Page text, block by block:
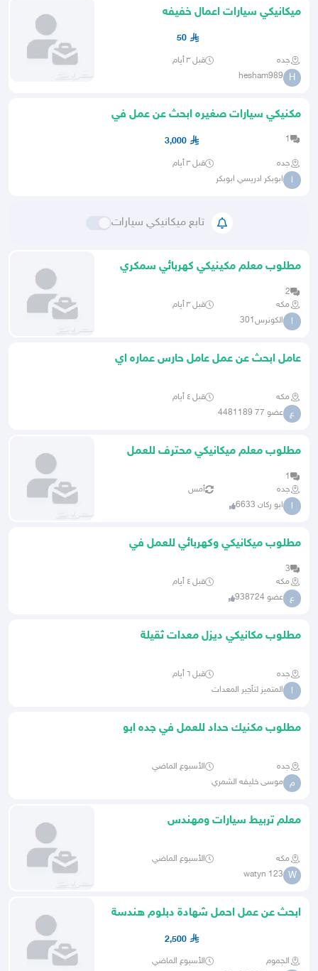
ميكانيكي سيارات اعمال خفيفه
50
جده قبل ٣ أيام
H
hesham989
مكنيكي سيارات صغيره ابحث عن عمل في
أي مكان
1
3,000
جده قبل ٣ أيام
ا ابوبكر ادريسي ابوبكر
تابع ميكانيكي سيارات
مطلوب معلم مكينيكي كهربائي سمكري
2
مكه
قبل ٣ أيام
ا الكونرس301
عامل ابحث عن عمل عامل حارس عماره اي
مكه قبل ٤ أيام
ع عضو 77 4481189
مطلوب معلم ميكانيكي محترف للعمل
1
جده
أمس
ا ابو ركان 6633
مطلوب ميكانيكي وكهربائي للعمل في
3
مكه
قبل ٤ أيام
ع عضو 938724
مطلوب مكانيكي ديزل معدات ثقيلة
جده قبل ٦ أيام
ا المتميز لتأجير المعدات
مطلوب مكنيك حداد للعمل في جده ابو
جده الأسبوع الماضي
م موسى خليفه الشمري
معلم تربيط سيارات ومهندس
مكه الأسبوع الماضي
W
watyn 123
ابحث عن عمل احمل شهادة دبلوم هندسة
2,500
الجموم الأسبوع الماضي